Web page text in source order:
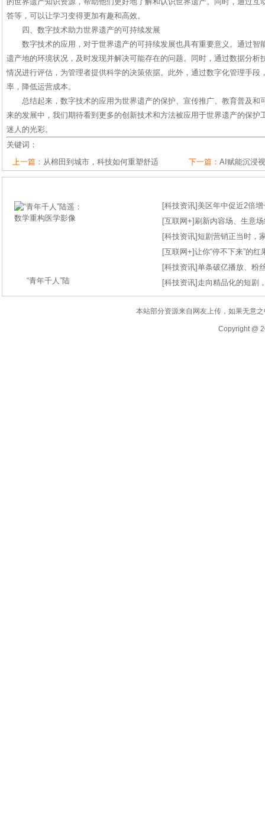
答等，可以让学习变得更加有趣和高效。
四、数字技术助力世界遗产的可持续发展
数字技术的应用，对于世界遗产的可持续发展也具有重要意义。通过智
遗产地的环境状况，及时发现并解决可能存在的问题。同时，通过数据分析
情况进行评估，为管理者提供科学的决策依据。此外，通过数字化管理手段
率，降低运营成本。
总结起来，数字技术的应用为世界遗产的保护、宣传推广、教育普及和
来的发展中，我们期待看到更多的创新技术和方法被应用于世界遗产的保护
迷人的光彩。
关键词：
上一篇： 从棉田到城市，科技如何重塑舒适 下一篇： AI赋能沉浸
“青年千人”陆
[科技资讯] 美区年中促近2倍
[互联网+] 刷新内容场、生意
[科技资讯]短剧营销正当时，
[互联网+]让你“停不下来”的
[科技资讯]单条破亿播放、粉
[科技资讯] 走向精品化的短剧
本站部分资源来自网友上传，如果无意
Copyright @